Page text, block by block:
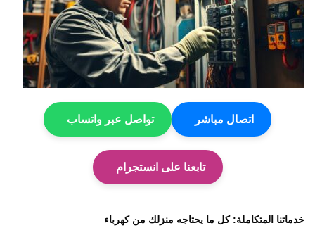
اتصال مباشر تواصل عبر واتساب
تابعنا على انستجرام
خدماتنا المتكاملة: كل ما يحتاجه منزلك من كهرباء